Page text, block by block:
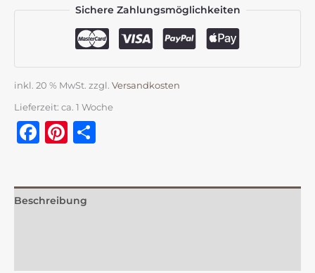
Sichere Zahlungsmöglichkeiten
inkl. 20 % MwSt. zzgl. Versandkosten
Lieferzeit: ca. 1 Woche
Facebook
Pinterest
Beschreibung